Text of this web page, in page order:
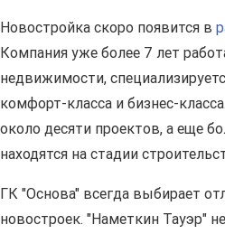
Новостройка скоро появится в
Компания уже более 7 лет
недвижимости,
комфорт-класса и бизнес-
около десяти проектов, а еще
находятся на стадии
ГК "Основа" всегда выбирает
новостроек. "Наметкин Тауэр"